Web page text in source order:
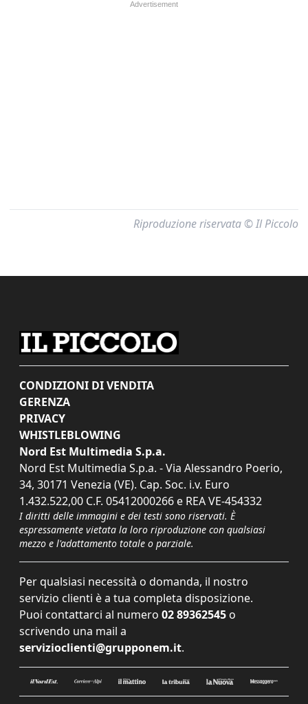
Riproduzione riservata © Il Piccolo
CONDIZIONI DI VENDITA
GERENZA
PRIVACY
WHISTLEBLOWING
Nord Est Multimedia S.p.a.
Nord Est Multimedia S.p.a. - Via Alessandro Poerio,
34, 30171 Venezia (VE). Cap. Soc. i.v. Euro
1.432.522,00 C.F. 05412000266 e REA VE-454332
I diritti delle immagini e dei testi sono riservati. È
espressamente vietata la loro riproduzione con qualsiasi
mezzo e l'adattamento totale o parziale.
Per qualsiasi necessità o domanda, il nostro
servizio clienti è a tua completa disposizione.
Puoi contattarci al numero 02 89362545 o
scrivendo una mail a
servizioclienti@grupponem.it.